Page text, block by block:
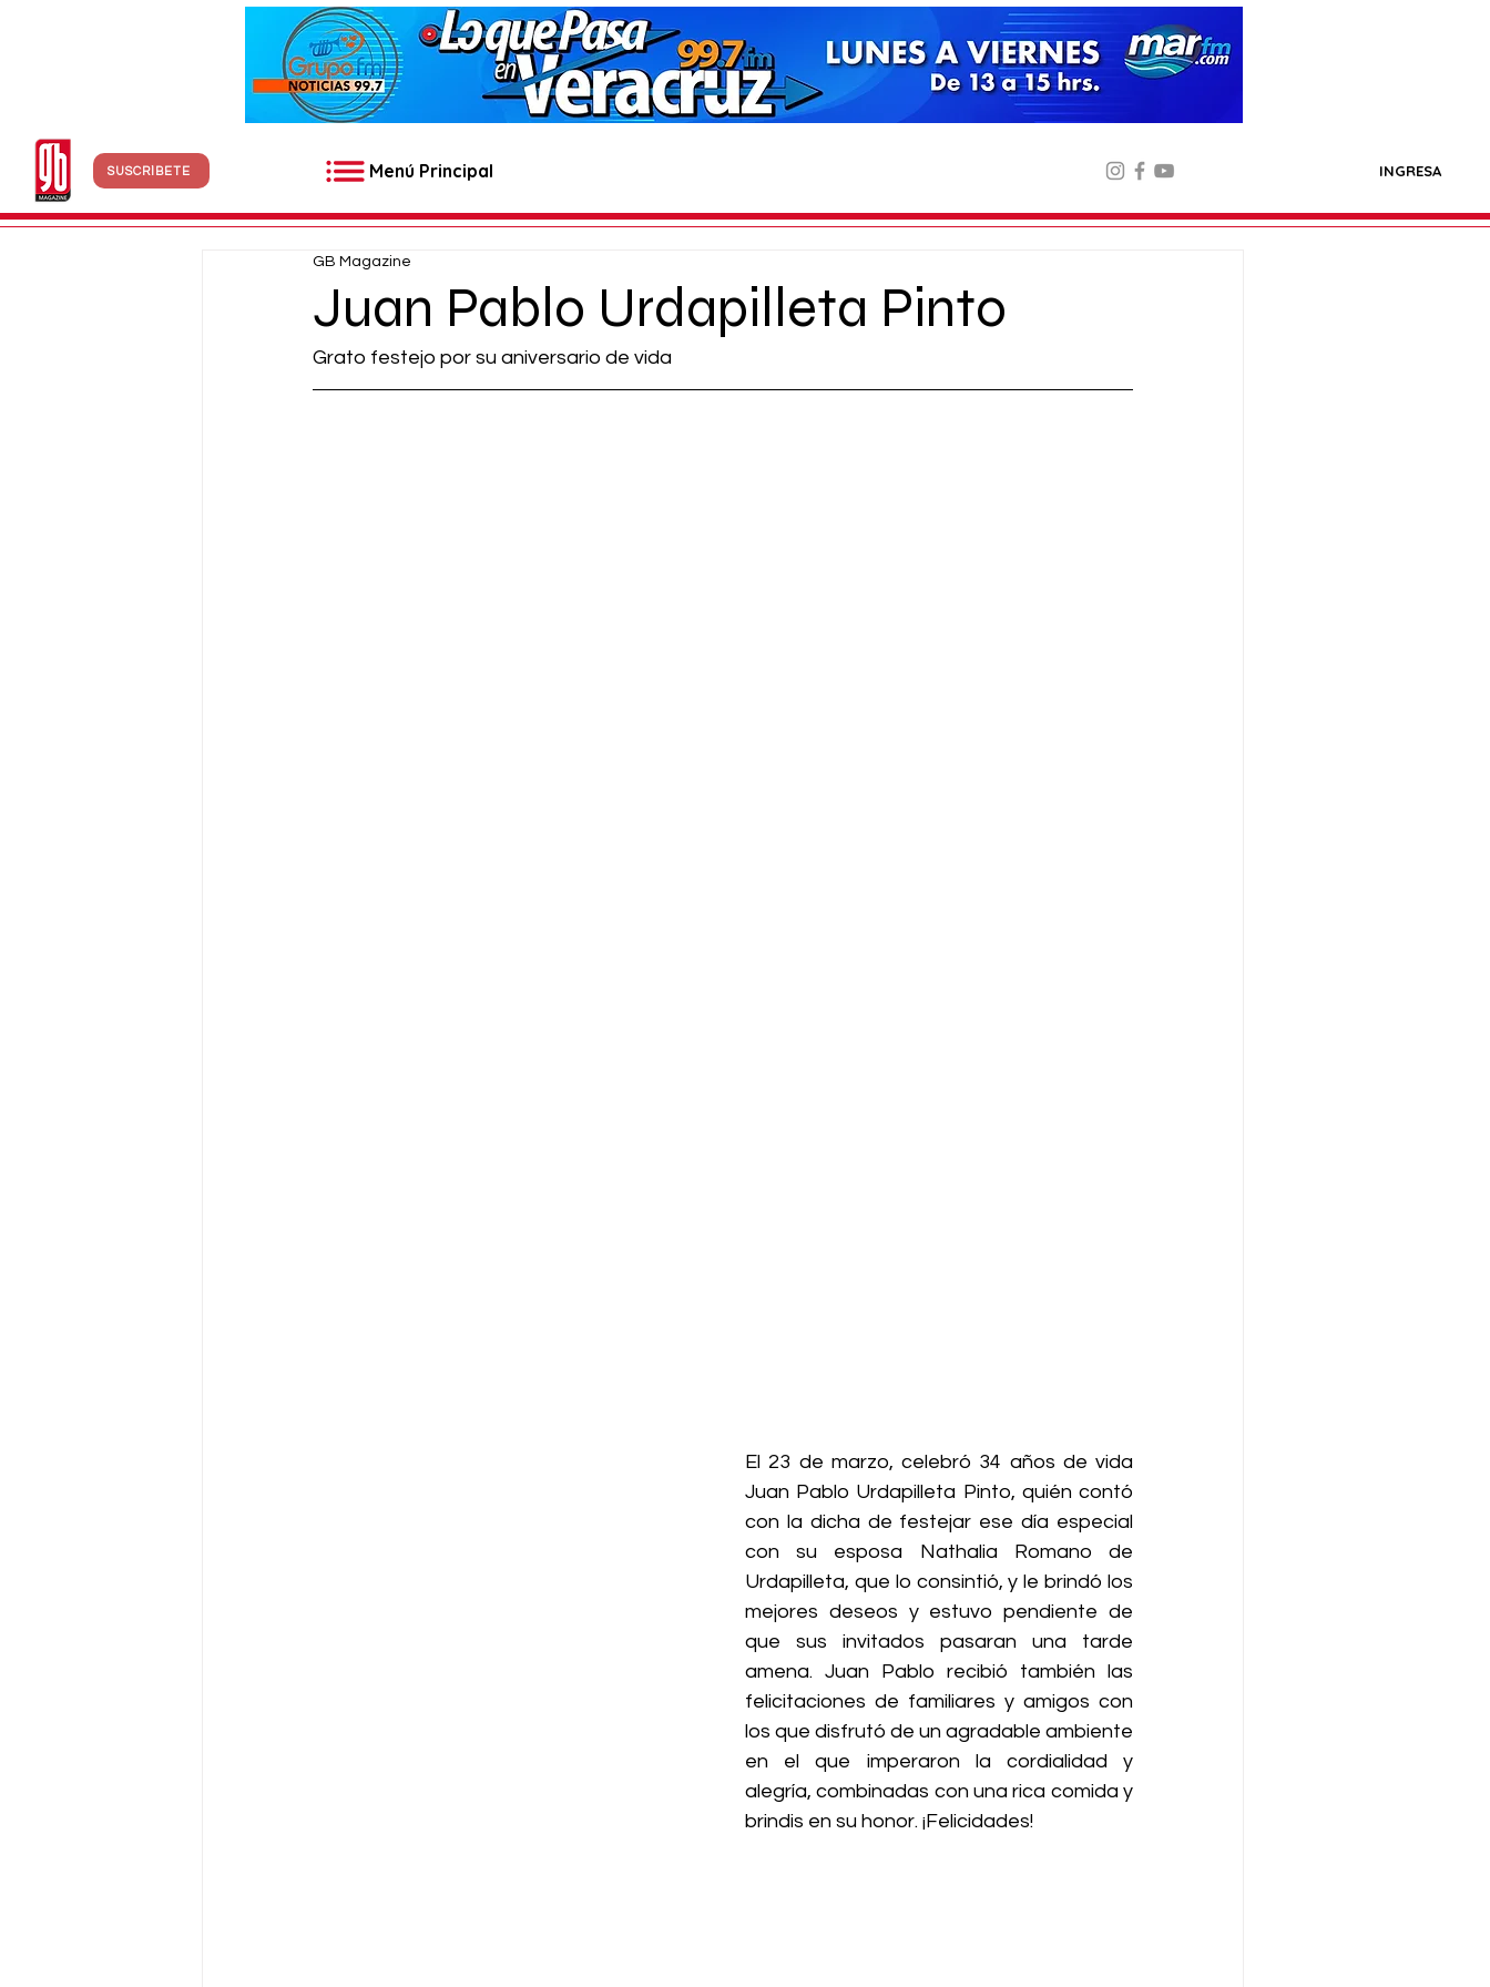
SUSCRÍBETE Menú Principal INGRESA
Juan Pablo Urdapilleta Pinto
GB Magazine
Grato festejo por su aniversario de vida
El 23 de marzo, celebró 34 años de vida
Juan Pablo Urdapilleta Pinto, quién contó
con la dicha de festejar ese día especial
con su esposa Nathalia Romano de
Urdapilleta, que lo consintió, y le brindó los
mejores deseos y estuvo pendiente de
que sus invitados pasaran una tarde
amena. Juan Pablo recibió también las
felicitaciones de familiares y amigos con
los que disfrutó de un agradable ambiente
en el que imperaron la cordialidad y
alegría, combinadas con una rica comida y
brindis en su honor. ¡Felicidades!